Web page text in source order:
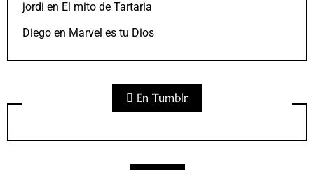
jordi en El mito de Tartaria
Diego en Marvel es tu Dios
En Tumblr